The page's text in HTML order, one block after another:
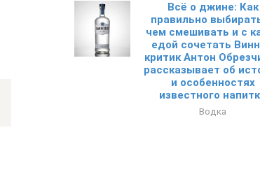
Всё о джине: Как
правильно
чем смешивать и с
едой сочетать
критик Антон
рассказывает об
и особенностях
известного
Водка